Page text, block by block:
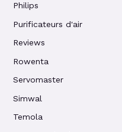
Philips
Purificateurs d'air
Reviews
Rowenta
Servomaster
Simwal
Temola